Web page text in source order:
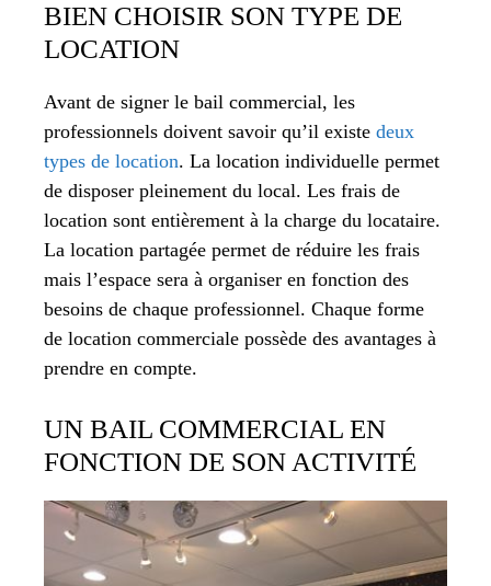
BIEN CHOISIR SON TYPE DE
LOCATION
Avant de signer le bail commercial, les
professionnels doivent savoir qu’il existe deux
types de location. La location individuelle permet
de disposer pleinement du local. Les frais de
location sont entièrement à la charge du locataire.
La location partagée permet de réduire les frais
mais l’espace sera à organiser en fonction des
besoins de chaque professionnel. Chaque forme
de location commerciale possède des avantages à
prendre en compte.
UN BAIL COMMERCIAL EN
FONCTION DE SON ACTIVITÉ